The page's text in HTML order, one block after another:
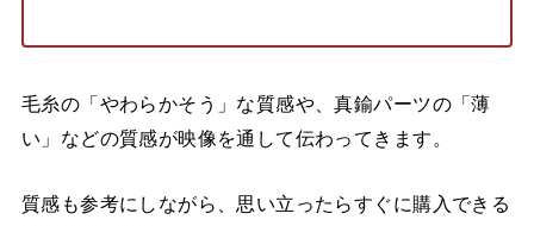
毛糸の「やわらかそう」な質感や、真鍮パーツの「薄
い」などの質感が映像を通して伝わってきます。
質感も参考にしながら、思い立ったらすぐに購入できる